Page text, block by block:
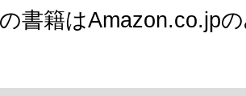
書籍はAmazon.co.jp